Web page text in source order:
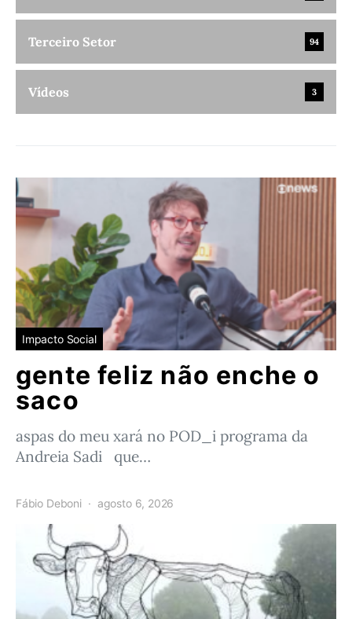
Terceiro Setor 94
Vídeos 3
Impacto Social
gente feliz não enche o
saco
aspas do meu xará no POD_i programa da
Andreia Sadi que…
Fábio Deboni agosto 6, 2026